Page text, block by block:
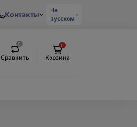
Контакты
На
русском
0
Сравнить
0
Корзина